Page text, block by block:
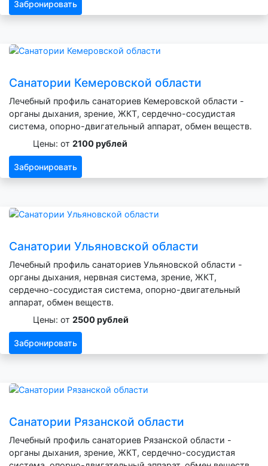
Забронировать
Санатории Кемеровской области
Лечебный профиль санаториев Кемеровской области -
органы дыхания, зрение, ЖКТ, сердечно-сосудистая
система, опорно-двигательный аппарат, обмен веществ.
Цены: от 2100 рублей
Забронировать
Санатории Ульяновской области
Лечебный профиль санаториев Ульяновской области -
органы дыхания, нервная система, зрение, ЖКТ,
сердечно-сосудистая система, опорно-двигательный
аппарат, обмен веществ.
Цены: от 2500 рублей
Забронировать
Санатории Рязанской области
Лечебный профиль санаториев Рязанской области -
органы дыхания, зрение, ЖКТ, сердечно-сосудистая